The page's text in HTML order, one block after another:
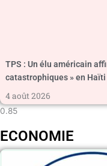
TPS : Un élu américain
catastrophiques » en Haïti
4 août 2026
ECONOMIE